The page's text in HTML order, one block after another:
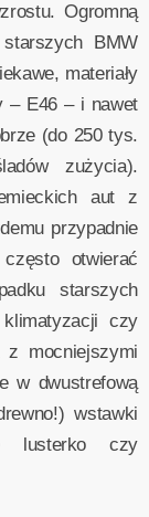
Ogromną
BMW
materiały
– E46 – i nawet
(do 250 tys.
zużycia).
aut z
przypadnie
otwierać
starszych
czy
z mocniejszymi
w dwustrefową
wstawki
lusterko czy